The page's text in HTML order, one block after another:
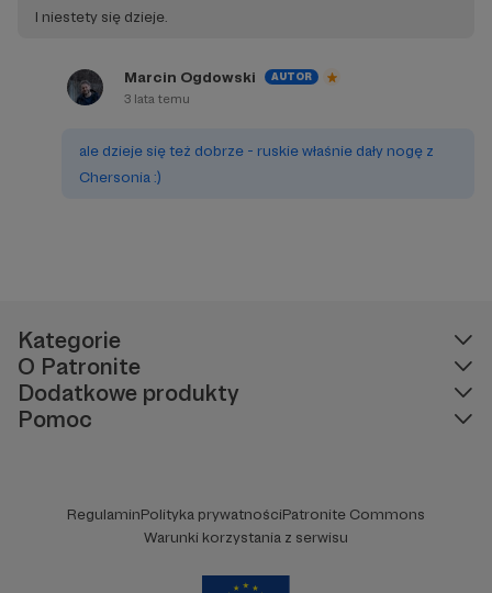
I niestety się dzieje.
Marcin Ogdowski AUTOR
3 lata temu
ale dzieje się też dobrze - ruskie właśnie dały nogę z
Chersonia :)
Kategorie
O Patronite
Dodatkowe produkty
Pomoc
RegulaminPolityka prywatnościPatronite Commons
Warunki korzystania z serwisu